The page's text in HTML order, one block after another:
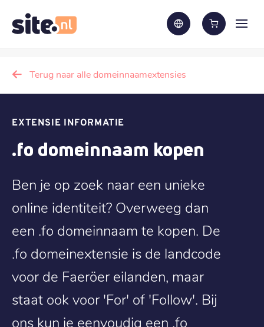
Terug naar alle domeinnaamextensies
EXTENSIE INFORMATIE
.fo domeinnaam kopen
Ben je op zoek naar een unieke
online identiteit? Overweeg dan
een .fo domeinnaam te kopen. De
.fo domeinextensie is de landcode
voor de Faeröer eilanden, maar
staat ook voor 'For' of 'Follow'. Bij
ons kun je eenvoudig een .fo